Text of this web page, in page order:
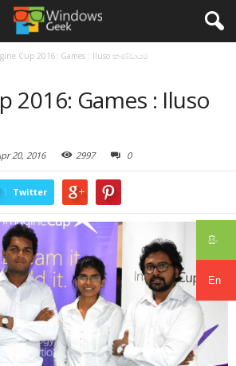
සිං
En
Cup 2016: Games : Iluso කණ්ඩායම
2016: Games : Iluso
20, 2016 2997 0
Twitter